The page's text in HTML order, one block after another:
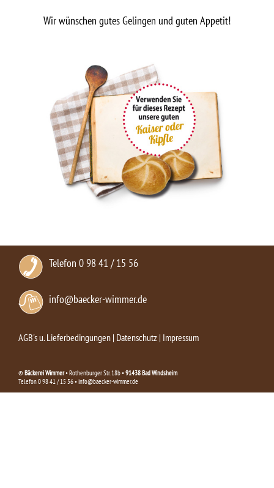
Wir wünschen gutes Gelingen und guten Appetit!
Telefon 0 98 41 / 15 56
info@baecker-wimmer.de
AGB's u. Lieferbedingungen | Datenschutz | Impressum
© Bäckerei Wimmer• Rothenburger Str. 18b •91438 Bad Windsheim
Telefon 0 98 41 / 15 56 • info@baecker-wimmer.de